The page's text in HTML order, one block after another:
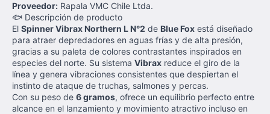
Proveedor: Rapala VMC Chile Ltda.
🐟 Descripción de producto
El Spinner Vibrax Northern L N°2 de Blue Fox está diseñado
para atraer depredadores en aguas frías y de alta presión,
gracias a su paleta de colores contrastantes inspirados en
especies del norte. Su sistema Vibrax reduce el giro de la
línea y genera vibraciones consistentes que despiertan el
instinto de ataque de truchas, salmones y percas.
Con su peso de 6 gramos, ofrece un equilibrio perfecto entre
alcance en el lanzamiento y movimiento atractivo incluso en